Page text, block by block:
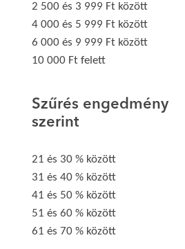
2 500 és 3 999 Ft között
4 000 és 5 999 Ft között
6 000 és 9 999 Ft között
10 000 Ft felett
Szűrés engedmény
szerint
21 és 30 % között
31 és 40 % között
41 és 50 % között
51 és 60 % között
61 és 70 % között